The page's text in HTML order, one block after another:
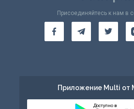
Присоединяйтесь к нам в
Приложение Multi от
Доступно в